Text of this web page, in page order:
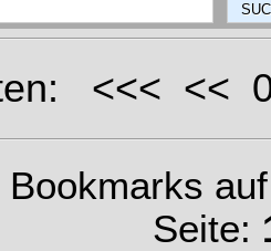
<<< <<
Seite: